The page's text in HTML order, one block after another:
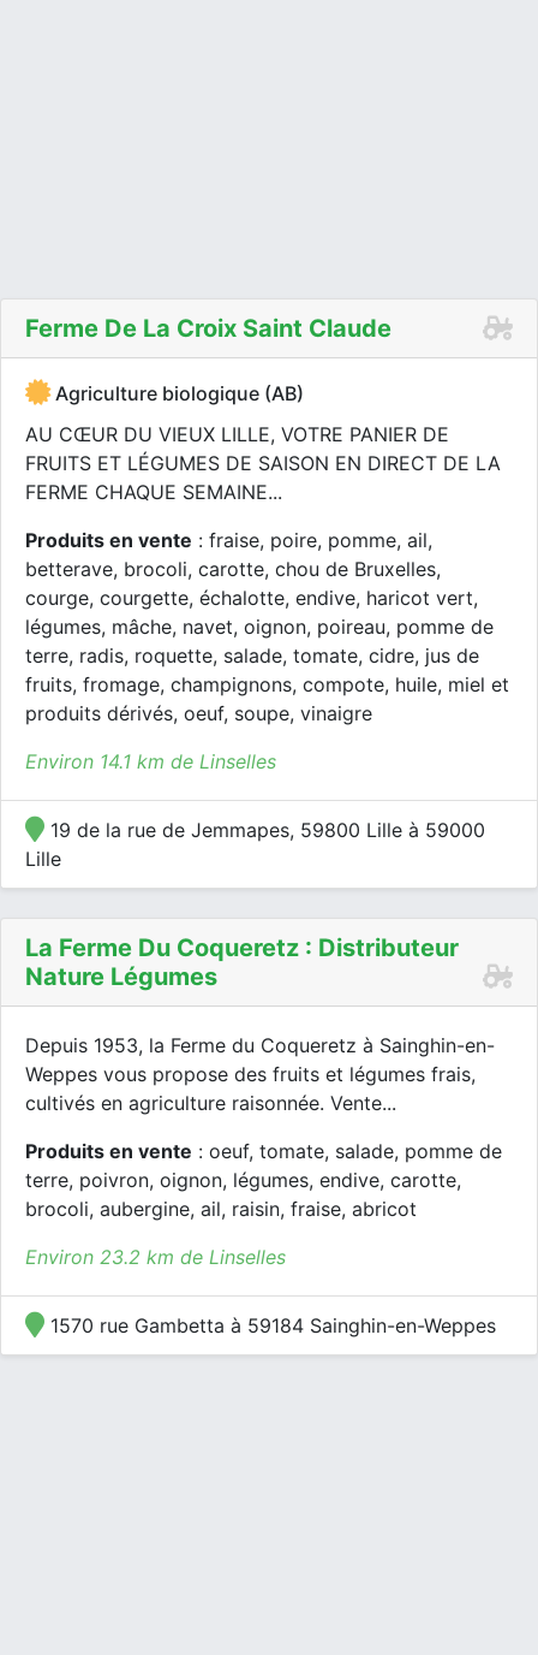
Ferme De La Croix Saint Claude
Agriculture biologique (AB)
AU CŒUR DU VIEUX LILLE, VOTRE PANIER DE
FRUITS ET LÉGUMES DE SAISON EN DIRECT DE LA
FERME CHAQUE SEMAINE...
Produits en vente : fraise, poire, pomme, ail,
betterave, brocoli, carotte, chou de Bruxelles,
courge, courgette, échalotte, endive, haricot vert,
légumes, mâche, navet, oignon, poireau, pomme de
terre, radis, roquette, salade, tomate, cidre, jus de
fruits, fromage, champignons, compote, huile, miel et
produits dérivés, oeuf, soupe, vinaigre
Environ 14.1 km de Linselles
19 de la rue de Jemmapes, 59800 Lille à 59000
Lille
La Ferme Du Coqueretz : Distributeur
Nature Légumes
Depuis 1953, la Ferme du Coqueretz à Sainghin-en-
Weppes vous propose des fruits et légumes frais,
cultivés en agriculture raisonnée. Vente...
Produits en vente : oeuf, tomate, salade, pomme de
terre, poivron, oignon, légumes, endive, carotte,
brocoli, aubergine, ail, raisin, fraise, abricot
Environ 23.2 km de Linselles
1570 rue Gambetta à 59184 Sainghin-en-Weppes